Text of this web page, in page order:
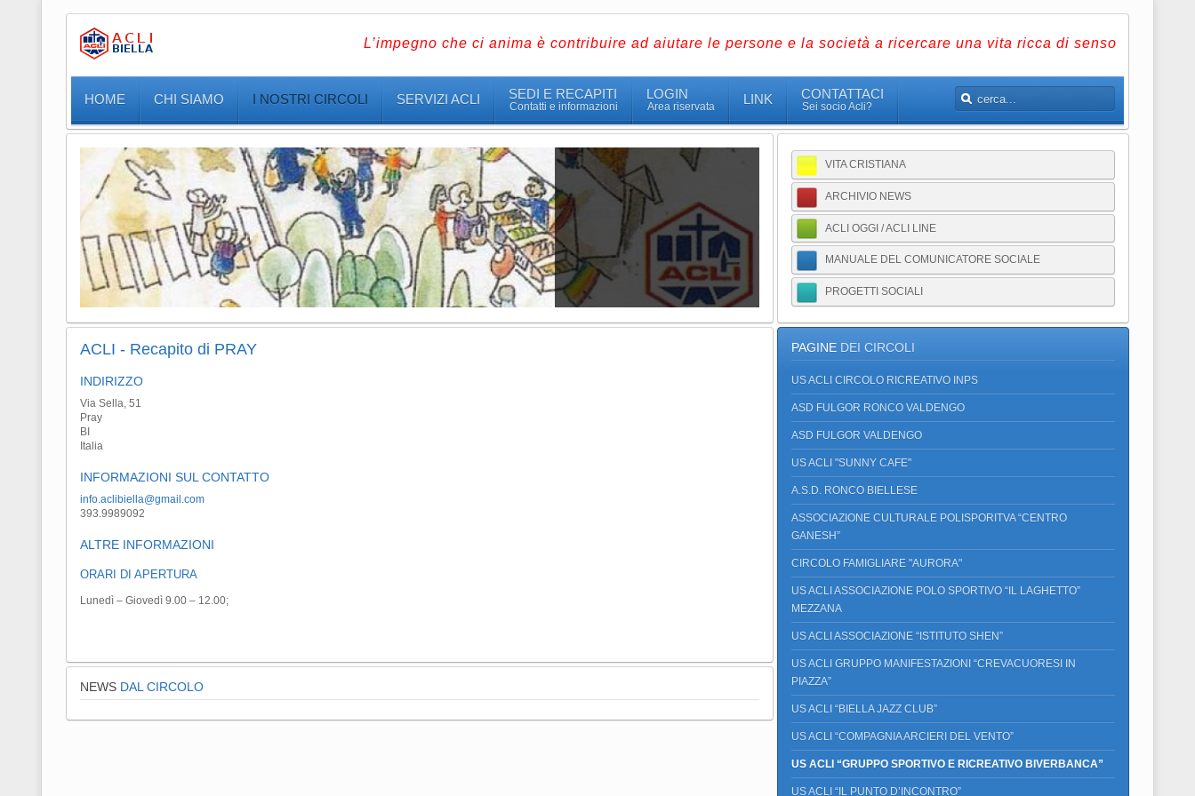
L’impegno che ci anima è contribuire ad aiutare le persone e la società a ricercare una vita ricca di senso
HOME CHI SIAMO I NOSTRI CIRCOLI SERVIZI ACLI SEDI E RECAPITI
Contatti e informazioni
LOGIN
Area riservata LINK CONTATTACI
Sei socio Acli?
VITA CRISTIANA
ARCHIVIO NEWS
ACLI OGGI / ACLI LINE
MANUALE DEL COMUNICATORE SOCIALE
PROGETTI SOCIALI
ACLI - Recapito di PRAY
INDIRIZZO
Via Sella, 51
Pray
BI
Italia
INFORMAZIONI SUL CONTATTO
info.aclibiella@gmail.com
393.9989092
ALTRE INFORMAZIONI
ORARI DI APERTURA
Lunedì – Giovedì 9.00 – 12.00;
NEWS DAL CIRCOLO
PAGINE DEI CIRCOLI
US ACLI CIRCOLO RICREATIVO INPS
ASD FULGOR RONCO VALDENGO
ASD FULGOR VALDENGO
US ACLI "SUNNY CAFE"
A.S.D. RONCO BIELLESE
ASSOCIAZIONE CULTURALE POLISPORITVA “CENTRO
GANESH”
CIRCOLO FAMIGLIARE "AURORA"
US ACLI ASSOCIAZIONE POLO SPORTIVO “IL LAGHETTO”
MEZZANA
US ACLI ASSOCIAZIONE “ISTITUTO SHEN”
US ACLI GRUPPO MANIFESTAZIONI “CREVACUORESI IN
PIAZZA”
US ACLI “BIELLA JAZZ CLUB”
US ACLI “COMPAGNIA ARCIERI DEL VENTO”
US ACLI “GRUPPO SPORTIVO E RICREATIVO BIVERBANCA”
US ACLI “IL PUNTO D’INCONTRO”